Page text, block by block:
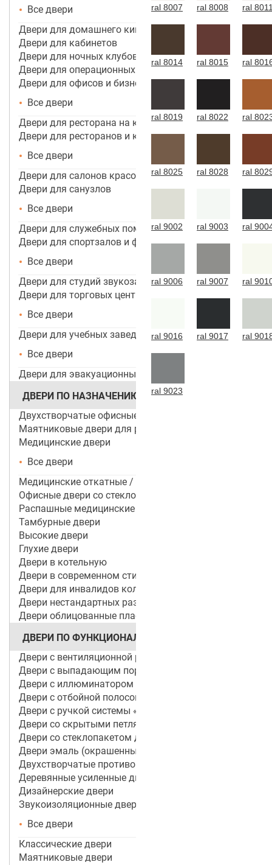
Все двери
Двери для домашнего кинотеатра
Двери для кабинетов
Двери для ночных клубов
Двери для операционных
Двери для офисов и бизнес центров
Все двери
Двери для ресторана на кухню
Двери для ресторанов и кафе
Все двери
Двери для салонов красоты
Двери для санузлов
Все двери
Двери для служебных помещений
Двери для спортзалов и фитнес-центров
Все двери
Двери для студий звукозаписи
Двери для торговых центров, помещений
Все двери
Двери для учебных заведений и ДОУ
Все двери
Двери для эвакуационных выходов
ДВЕРИ ПО НАЗНАЧЕНИЮ
Двухстворчатые офисные двери
Маятниковые двери для ресторанов и кафе
Медицинские двери
Все двери
Медицинские откатные / раздвижные двери
Офисные двери со стеклом
Распашные медицинские двери
Тамбурные двери
Высокие двери
Глухие двери
Двери в котельную
Двери в современном стиле
Двери для инвалидов колясочников
Двери нестандартных размеров
Двери облицованные пластиком
ДВЕРИ ПО ФУНКЦИОНАЛУ
Двери с вентиляционной решеткой
Двери с выпадающим порогом / беспороговые
Двери с иллюминатором
Двери с отбойной полосой (пластиной)
Двери с ручкой системы «Антипаника»
Двери со скрытыми петлями
Двери со стеклопакетом для объектов
Двери эмаль (окрашенные по RAL)
Двухстворчатые противопожарные двери
Деревянные усиленные двери
Дизайнерские двери
Звукоизоляционные двери
Все двери
Классические двери
Маятниковые двери
ral 8007 ral 8008 ral
ral 8014 ral 8015 ral
ral 8019 ral 8022 ral
ral 8025 ral 8028 ral
ral 9002 ral 9003 ral
ral 9006 ral 9007 ral
ral 9016 ral 9017 ral
ral 9023